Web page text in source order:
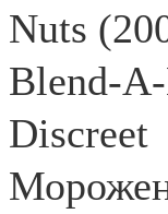
Nuts
Blend-A-
Discreet